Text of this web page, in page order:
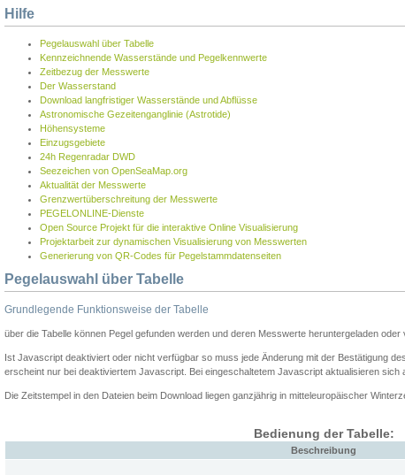
Hilfe
Pegelauswahl über Tabelle
Kennzeichnende Wasserstände und Pegelkennwerte
Zeitbezug der Messwerte
Der Wasserstand
Download langfristiger Wasserstände und Abflüsse
Astronomische Gezeitenganglinie (Astrotide)
Höhensysteme
Einzugsgebiete
24h Regenradar DWD
Seezeichen von OpenSeaMap.org
Aktualität der Messwerte
Grenzwertüberschreitung der Messwerte
PEGELONLINE-Dienste
Open Source Projekt für die interaktive Online Visualisierung
Projektarbeit zur dynamischen Visualisierung von Messwerten
Generierung von QR-Codes für Pegelstammdatenseiten
Pegelauswahl über Tabelle
Grundlegende Funktionsweise der Tabelle
über die Tabelle können Pegel gefunden werden und deren Messwerte heruntergeladen oder
Ist Javascript deaktiviert oder nicht verfügbar so muss jede Änderung mit der Bestätigung
erscheint nur bei deaktiviertem Javascript. Bei eingeschaltetem Javascript aktualisieren sich
Die Zeitstempel in den Dateien beim Download liegen ganzjährig in mitteleuropäischer
Bedienung der Tabelle:
Beschreibung